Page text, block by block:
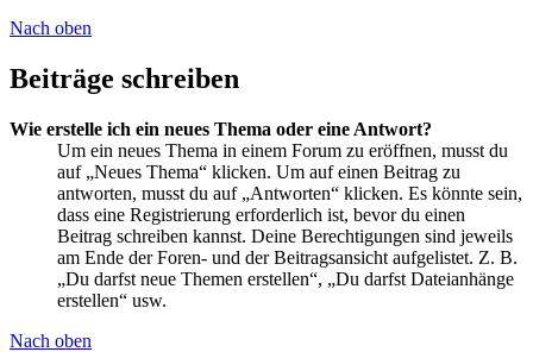
Nach oben
Beiträge schreiben
Wie erstelle ich ein neues Thema oder eine Antwort?
Um ein neues Thema in einem Forum zu eröffnen, musst du
auf „Neues Thema“ klicken. Um auf einen Beitrag zu
antworten, musst du auf „Antworten“ klicken. Es könnte sein,
dass eine Registrierung erforderlich ist, bevor du einen
Beitrag schreiben kannst. Deine Berechtigungen sind jeweils
am Ende der Foren- und der Beitragsansicht aufgelistet. Z. B.
„Du darfst neue Themen erstellen“, „Du darfst Dateianhänge
erstellen“ usw.
Nach oben